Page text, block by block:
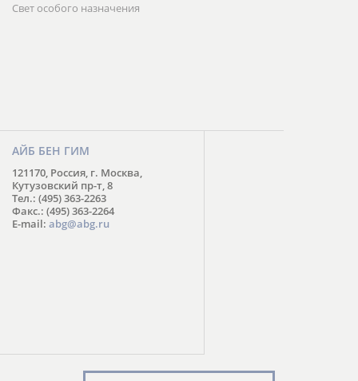
Свет особого назначения
АЙБ БЕН ГИМ
121170, Россия, г. Москва,
Кутузовский пр-т, 8
Тел.: (495) 363-2263
Факс.: (495) 363-2264
E-mail: abg@abg.ru